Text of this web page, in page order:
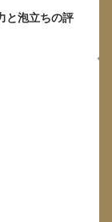
と泡立ちの評